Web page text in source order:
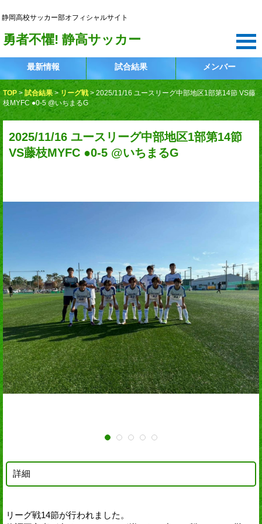
静岡高校サッカー部オフィシャルサイト
勇者不懼! 静高サッカー
最新情報 試合結果 メンバー
TOP > 試合結果 > リーグ戦 > 2025/11/16 ユースリーグ中部地区1部第14節 VS藤
枝MYFC ●0-5 @いちまるG
2025/11/16 ユースリーグ中部地区1部第14節
VS藤枝MYFC ●0-5 @いちまるG
詳細
リーグ戦14節が行われました。